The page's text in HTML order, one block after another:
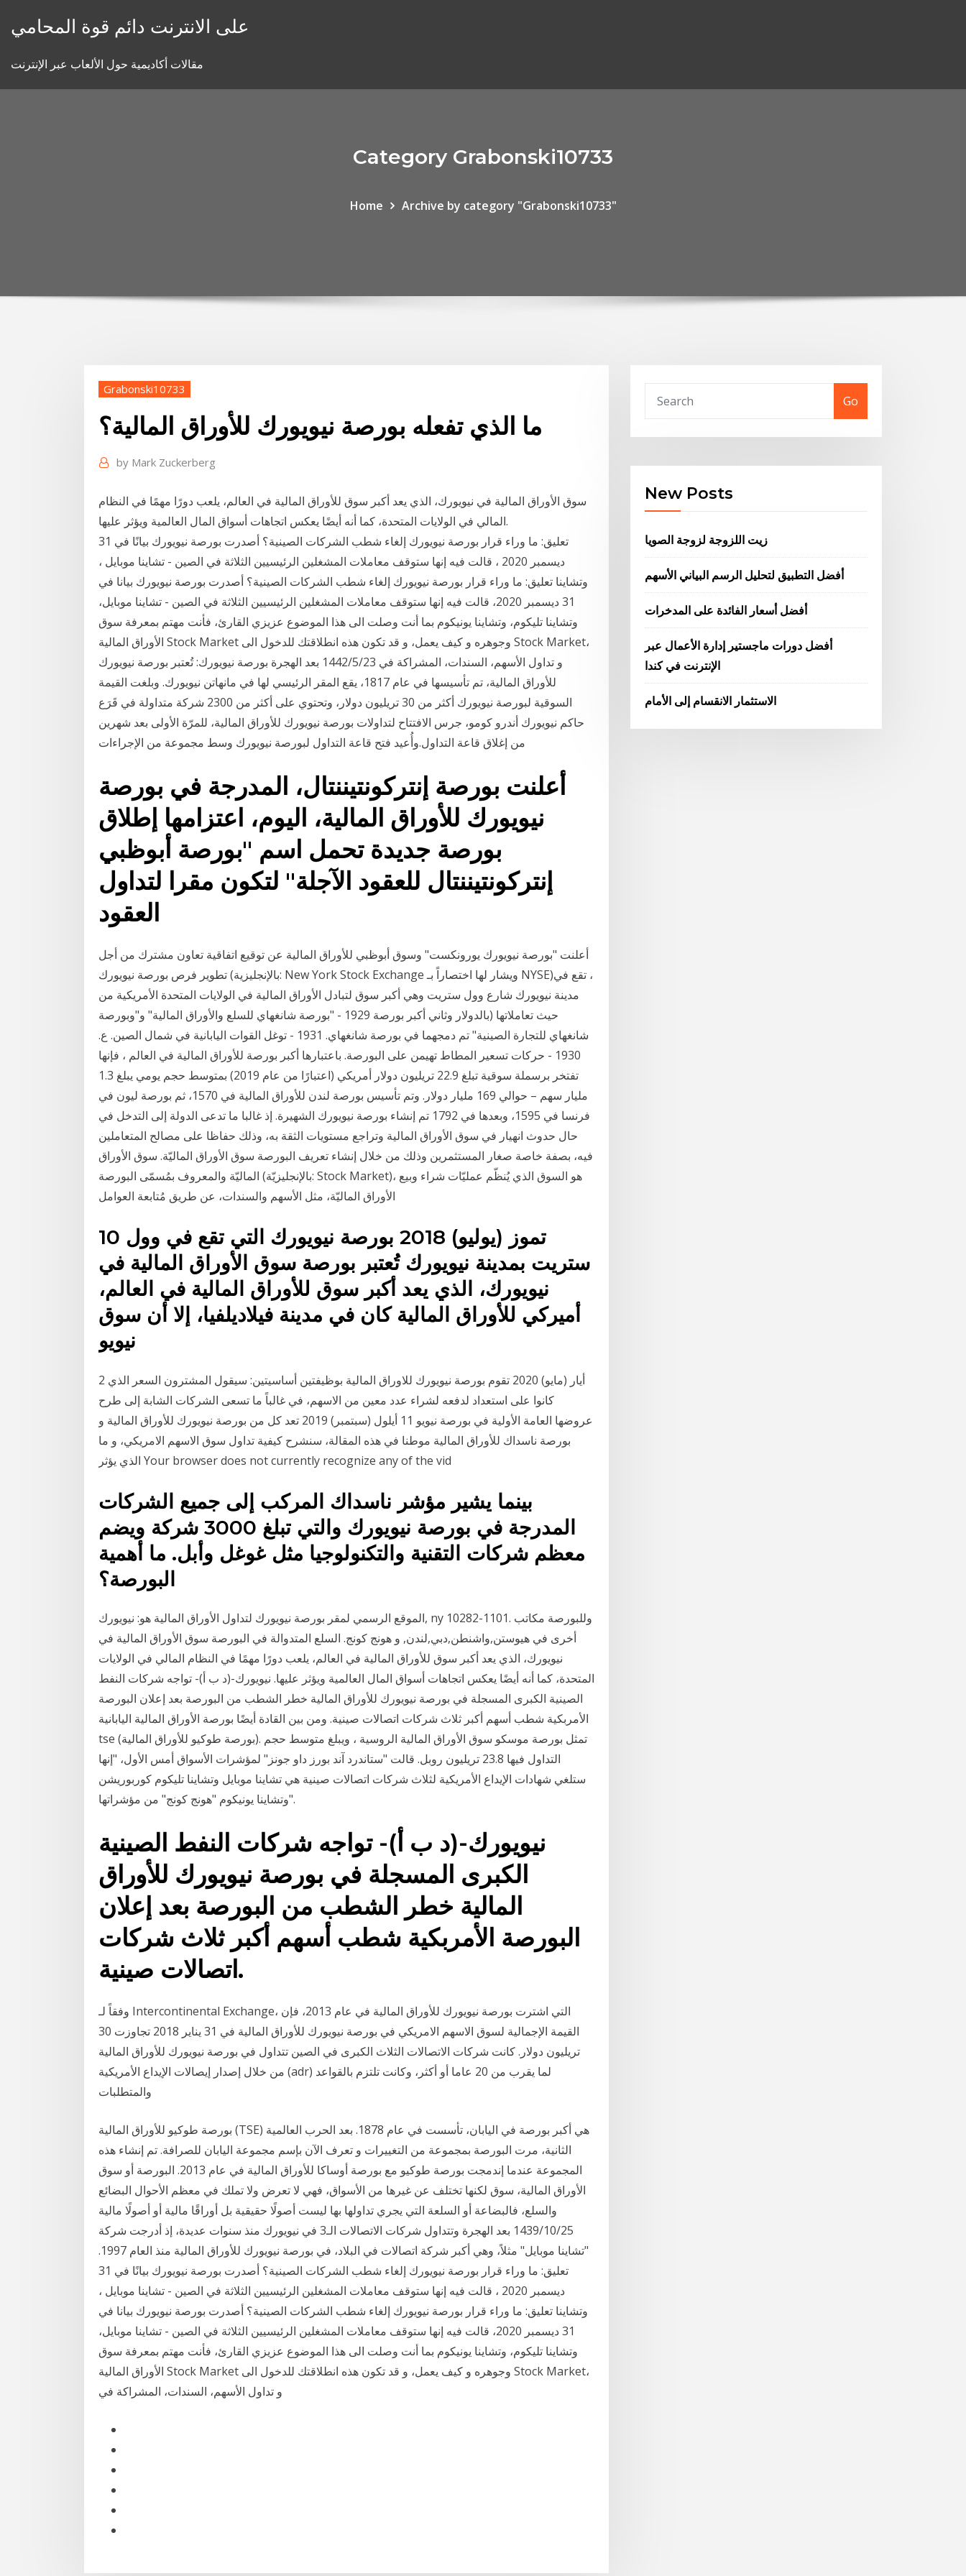
على الانترنت دائم قوة المحامي
مقالات أكاديمية حول الألعاب عبر الإنترنت
Category Grabonski10733
Home Archive by category "Grabonski10733"
Grabonski10733
ما الذي تفعله بورصة نيويورك للأوراق المالية؟
by Mark Zuckerberg
سوق الأوراق المالية في نيويورك، الذي يعد أكبر سوق للأوراق المالية في العالم، يلعب دورًا مهمًا في النظام
المالي في الولايات المتحدة، كما أنه أيضًا يعكس اتجاهات أسواق المال العالمية ويؤثر عليها.
تعليق: ما وراء قرار بورصة نيويورك إلغاء شطب الشركات الصينية؟ أصدرت بورصة نيويورك بيانًا في 31
ديسمبر 2020 ، قالت فيه إنها ستوقف معاملات المشغلين الرئيسيين الثلاثة في الصين - تشاينا موبايل ،
وتشاينا تعليق: ما وراء قرار بورصة نيويورك إلغاء شطب الشركات الصينية؟ أصدرت بورصة نيويورك بيانا في
31 ديسمبر 2020، قالت فيه إنها ستوقف معاملات المشغلين الرئيسيين الثلاثة في الصين - تشاينا موبايل،
وتشاينا تليكوم، وتشاينا يونيكوم بما أنت وصلت الى هذا الموضوع عزيزي القارئ، فأنت مهتم بمعرفة سوق
الأوراق المالية Stock Market وجوهره و كيف يعمل، و قد تكون هذه انطلاقتك للدخول الى Stock Market،
و تداول الأسهم، السندات، المشراكة في 23‏‏/5‏‏/1442 بعد الهجرة بورصة نيويورك: تُعتبر بورصة نيويورك
للأوراق المالية، تم تأسيسها في عام 1817، يقع المقر الرئيسي لها في مانهاتن نيويورك. وبلغت القيمة
السوقية لبورصة نيويورك أكثر من 30 تريليون دولار، وتحتوي على أكثر من 2300 شركة متداولة في قَرَع
حاكم نيويورك أندرو كومو، جرس الافتتاح لتداولات بورصة نيويورك للأوراق المالية، للمرّة الأولى بعد شهرين
من إغلاق قاعة التداول.وأُعيد فتح قاعة التداول لبورصة نيويورك وسط مجموعة من الإجراءات
أعلنت بورصة إنتركونتيننتال، المدرجة في بورصة
نيويورك للأوراق المالية، اليوم، اعتزامها إطلاق
بورصة جديدة تحمل اسم "بورصة أبوظبي
إنتركونتيننتال للعقود الآجلة" لتكون مقرا لتداول
العقود
أعلنت "بورصة نيويورك يورونكست" وسوق أبوظبي للأوراق المالية عن توقيع اتفاقية تعاون مشترك من أجل
تطوير فرص بورصة نيويورك (بالإنجليزية: New York Stock Exchange ويشار لها اختصاراً بـ NYSE)‏، تقع في
مدينة نيويورك شارع وول ستريت وهي أكبر سوق لتبادل الأوراق المالية في الولايات المتحدة الأمريكية من
حيث تعاملاتها (بالدولار وثاني أكبر بورصة 1929 - "بورصة شانغهاي للسلع والأوراق المالية" و"وبورصة
شانغهاي للتجارة الصينية" تم دمجهما في بورصة شانغهاي. 1931 - توغل القوات اليابانية في شمال الصين. ع.
1930 - حركات تسعير المطاط تهيمن على البورصة. باعتبارها أكبر بورصة للأوراق المالية في العالم ، فإنها
تفتخر برسملة سوقية تبلغ 22.9 تريليون دولار أمريكي (اعتبارًا من عام 2019) بمتوسط حجم يومي يبلغ 1.3
مليار سهم – حوالي 169 مليار دولار. وتم تأسيس بورصة لندن للأوراق المالية في 1570، ثم بورصة ليون في
فرنسا في 1595، وبعدها في 1792 تم إنشاء بورصة نيويورك الشهيرة. إذ غالبا ما تدعى الدولة إلى التدخل في
حال حدوث انهيار في سوق الأوراق المالية وتراجع مستويات الثقة به، وذلك حفاظا على مصالح المتعاملين
فيه، بصفة خاصة صغار المستثمرين وذلك من خلال إنشاء تعريف البورصة سوق الأوراق الماليّة. سوق الأوراق
الماليّة والمعروف بمُسمّى البورصة (بالإنجليزيّة: Stock Market)، هو السوق الذي يُنظّم عمليّات شراء وبيع
الأوراق الماليّة، مثل الأسهم والسندات، عن طريق مُتابعة العوامل
10 تموز (يوليو) 2018 بورصة نيويورك التي تقع في وول
ستريت بمدينة نيويورك تُعتبر بورصة سوق الأوراق المالية في
نيويورك، الذي يعد أكبر سوق للأوراق المالية في العالم،
أميركي للأوراق المالية كان في مدينة فيلاديلفيا، إلا أن سوق
نيويو
2 أيار (مايو) 2020 تقوم بورصة نيويورك للاوراق المالية بوظيفتين أساسيتين: سيقول المشترون السعر الذي
كانوا على استعداد لدفعه لشراء عدد معين من الاسهم، في غالباً ما تسعى الشركات الشابة إلى طرح
عروضها العامة الأولية في بورصة نيويو 11 أيلول (سبتمبر) 2019 تعد كل من بورصة نيويورك للأوراق المالية و
بورصة ناسداك للأوراق المالية موطنا في هذه المقالة، سنشرح كيفية تداول سوق الاسهم الامريكي، و ما
الذي يؤثر Your browser does not currently recognize any of the vid
بينما يشير مؤشر ناسداك المركب إلى جميع الشركات
المدرجة في بورصة نيويورك والتي تبلغ 3000 شركة ويضم
معظم شركات التقنية والتكنولوجيا مثل غوغل وأبل. ما أهمية
البورصة؟
الموقع الرسمي لمقر بورصة نيويورك لتداول الأوراق المالية هو: نيويورك, ny 10282-1101. وللبورصة مكاتب
أخرى في هيوستن,واشنطن,دبي,لندن, و هونج كونج. السلع المتدوالة في البورصة سوق الأوراق المالية في
نيويورك، الذي يعد أكبر سوق للأوراق المالية في العالم، يلعب دورًا مهمًا في النظام المالي في الولايات
المتحدة، كما أنه أيضًا يعكس اتجاهات أسواق المال العالمية ويؤثر عليها. نيويورك-(د ب أ)- تواجه شركات النفط
الصينية الكبرى المسجلة في بورصة نيويورك للأوراق المالية خطر الشطب من البورصة بعد إعلان البورصة
الأمربكية شطب أسهم أكبر ثلاث شركات اتصالات صينية. ومن بين القادة أيضًا بورصة الأوراق المالية اليابانية
tse (بورصة طوكيو للأوراق المالية). تمثل بورصة موسكو سوق الأوراق المالية الروسية ، ويبلغ متوسط حجم
التداول فيها 23.8 تريليون روبل. قالت "ستاندرد آند بورز داو جونز" لمؤشرات الأسواق أمس الأول، "إنها
ستلغي شهادات الإيداع الأمريكية لثلاث شركات اتصالات صينية هي تشاينا موبايل وتشاينا تليكوم كوربوريشن
وتشاينا يونيكوم "هونج كونج" من مؤشراتها".
نيويورك-(د ب أ)- تواجه شركات النفط الصينية
الكبرى المسجلة في بورصة نيويورك للأوراق
المالية خطر الشطب من البورصة بعد إعلان
البورصة الأمربكية شطب أسهم أكبر ثلاث شركات
اتصالات صينية.
وفقاً لـ Intercontinental Exchange، التي اشترت بورصة نيويورك للأوراق المالية في عام 2013، فإن
القيمة الإجمالية لسوق الاسهم الامريكي في بورصة نيويورك للأوراق المالية في 31 يناير 2018 تجاوزت 30
تريليون دولار. كانت شركات الاتصالات الثلاث الكبرى في الصين تتداول في بورصة نيويورك للأوراق المالية
من خلال إصدار إيصالات الإيداع الأمريكية (adr) لما يقرب من 20 عاما أو أكثر، وكانت تلتزم بالقواعد
والمتطلبات
بورصة طوكيو للأوراق المالية (TSE) هي أكبر بورصة في اليابان، تأسست في عام 1878. بعد الحرب العالمية
الثانية، مرت البورصة بمجموعة من التغييرات و تعرف الآن بإسم مجموعة اليابان للصرافة. تم إنشاء هذه
المجموعة عندما إندمجت بورصة طوكيو مع بورصة أوساكا للأوراق المالية في عام 2013. البورصة أو سوق
الأوراق المالية، سوق لكنها تختلف عن غيرها من الأسواق، فهي لا تعرض ولا تملك في معظم الأحوال البضائع
والسلع، فالبضاعة أو السلعة التي يجري تداولها بها ليست أصولًا حقيقية بل أوراقًا مالية أو أصولًا مالية
25‏‏/10‏‏/1439 بعد الهجرة وتتداول شركات الاتصالات الـ3 في نيويورك منذ سنوات عديدة، إذ أدرجت شركة
"تشاينا موبايل" مثلاً، وهي أكبر شركة اتصالات في البلاد، في بورصة نيويورك للأوراق المالية منذ العام 1997.
تعليق: ما وراء قرار بورصة نيويورك إلغاء شطب الشركات الصينية؟ أصدرت بورصة نيويورك بيانًا في 31
ديسمبر 2020 ، قالت فيه إنها ستوقف معاملات المشغلين الرئيسيين الثلاثة في الصين - تشاينا موبايل ،
وتشاينا تعليق: ما وراء قرار بورصة نيويورك إلغاء شطب الشركات الصينية؟ أصدرت بورصة نيويورك بيانا في
31 ديسمبر 2020، قالت فيه إنها ستوقف معاملات المشغلين الرئيسيين الثلاثة في الصين - تشاينا موبايل،
وتشاينا تليكوم، وتشاينا يونيكوم بما أنت وصلت الى هذا الموضوع عزيزي القارئ، فأنت مهتم بمعرفة سوق
الأوراق المالية Stock Market وجوهره و كيف يعمل، و قد تكون هذه انطلاقتك للدخول الى Stock Market،
و تداول الأسهم، السندات، المشراكة في
Go
New Posts
زيت اللزوجة لزوجة الصويا
أفضل التطبيق لتحليل الرسم البياني الأسهم
أفضل أسعار الفائدة على المدخرات
أفضل دورات ماجستير إدارة الأعمال عبر
الإنترنت في كندا
الاستثمار الانقسام إلى الأمام